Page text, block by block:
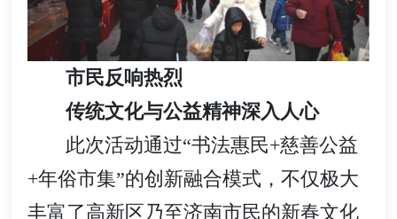
市民反响热烈
传统文化与公益精神深入人心
此次活动通过“书法惠民+慈善公益
+年俗市集”的创新融合模式，不仅极大
丰富了高新区乃至济南市民的新春文化